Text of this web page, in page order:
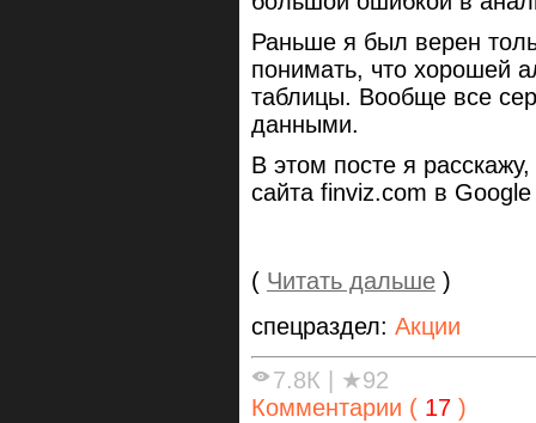
Раньше я был верен
понимать, что хорошей
таблицы. Вообще все
данными.
В этом посте я
сайта finviz.com в
( Читать дальше )
спецраздел: Акции
7.8К
★92
Комментарии ( 17 )